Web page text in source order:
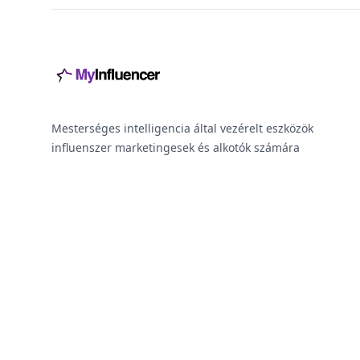
Mesterséges intelligencia által vezérelt eszközök
influenszer marketingesek és alkotók számára